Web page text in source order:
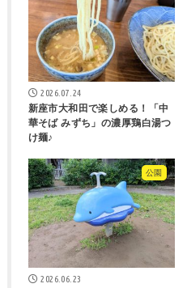
2026.07.24
新座市大和田で楽しめる！「中
華そば みずち」の濃厚鶏白湯つ
け麺♪
公園
2026.06.23